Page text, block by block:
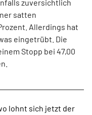
zuversichtlich
satten
Allerdings hat
eingetrübt. Die
Stopp bei 47,00
lohnt sich jetzt der